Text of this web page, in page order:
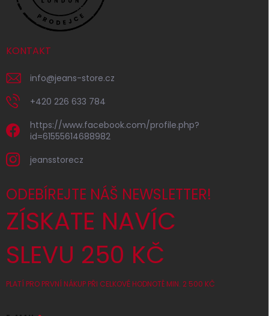
KONTAKT
info@jeans-store.cz
+420 226 633 784
https://www.facebook.com/profile.php?
id=61555614688982
jeansstorecz
ODEBÍREJTE NÁŠ NEWSLETTER!
ZÍSKATE NAVÍC
SLEVU 250 KČ
PLATÍ PRO PRVNÍ NÁKUP PŘI CELKOVÉ HODNOTĚ MIN. 2 500 KČ